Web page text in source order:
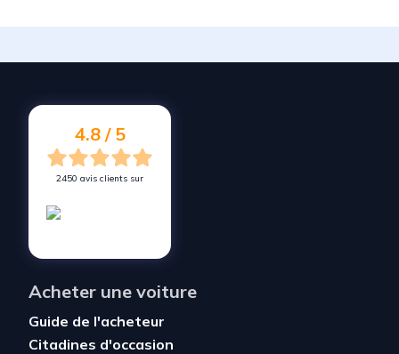
4.8 / 5
2450 avis clients sur
Acheter une voiture
Guide de l'acheteur
Citadines d'occasion